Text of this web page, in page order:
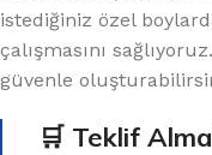
istediğiniz özel
çalışmasını sağlıyoruz.
güvenle
🛒 Teklif